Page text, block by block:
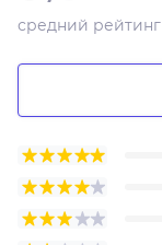
средний рейтинг